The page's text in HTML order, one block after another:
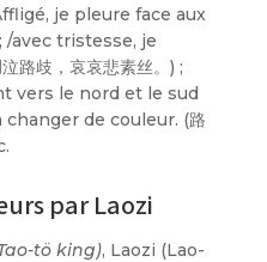
je pleure face aux
avec tristesse, je
歧，哀哀悲素丝。) ;
vers le nord et le sud
de couleur. (路
par Laozi
tö king), Laozi (Lao-